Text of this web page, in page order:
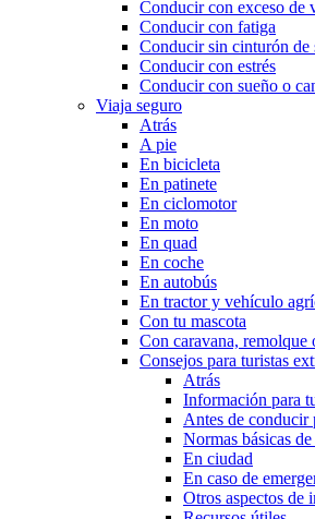
Conducir con exceso de
Conducir con fatiga
Conducir sin cinturón de
Conducir con estrés
Conducir con sueño o
Viaja seguro
Atrás
A pie
En bicicleta
En patinete
En ciclomotor
En moto
En quad
En coche
En autobús
En tractor y vehículo
Con tu mascota
Con caravana, remolque
Consejos para turistas
Atrás
Información para
Antes de conducir
Normas básicas
En ciudad
En caso de
Otros aspectos de